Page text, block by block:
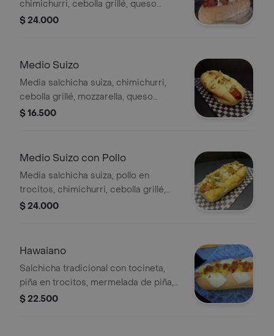
chimichurri, cebolla grillé, queso
costeño, papa chongo y salsa tártara.
$ 24.000
Medio Suizo
Media salchicha suiza, chimichurri,
cebolla grillé, mozzarella, queso
costeño, papa chongo y salsa tártara
$ 16.500
Medio Suizo con Pollo
Media salchicha suiza, pollo en
trocitos, chimichurri, cebolla grillé,
mozzarella, queso costeño, papa
$ 24.000
Hawaiano
Salchicha tradicional con tocineta,
piña en trocitos, mermelada de piña,
mozzarella, queso costeño, papa
$ 22.500